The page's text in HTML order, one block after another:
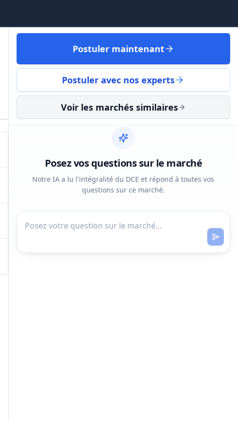
Postuler maintenant
Postuler avec nos experts
Voir les marchés similaires
Posez vos questions sur le marché
Notre IA a lu l'intégralité du DCE et répond à toutes vos
questions sur ce marché.